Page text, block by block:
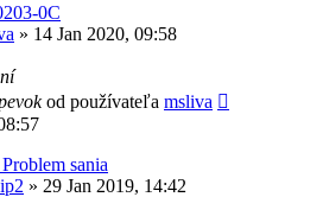
0C
» 14 Jan 2020, 09:58
od používateľa msliva
sania
» 29 Jan 2019, 14:42